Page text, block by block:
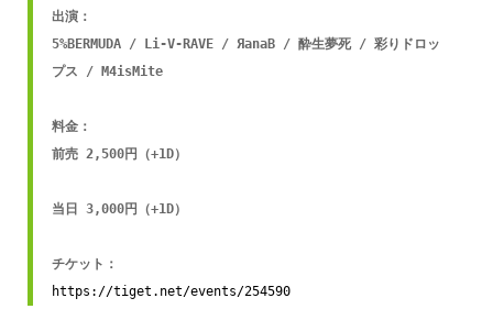
出演：
5%BERMUDA / Li-V-RAVE / ЯanaB / 酔生夢死 / 彩りドロッ
プス / M4isMite
料金：
前売 2,500円（+1D）
当日 3,000円（+1D）
チケット：
https://tiget.net/events/254590